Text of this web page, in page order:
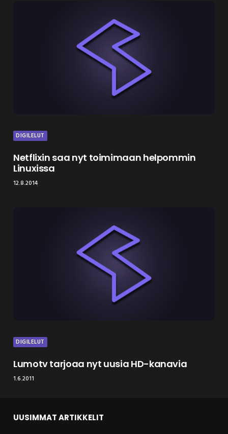
DIGILELUT
Netflixin saa nyt toimimaan helpommin
Linuxissa
12.8.2014
DIGILELUT
Lumotv tarjoaa nyt uusia HD-kanavia
1.6.2011
UUSIMMAT ARTIKKELIT